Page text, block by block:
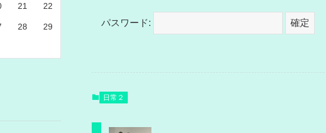
パスワード:
日常２
21 22
28 29